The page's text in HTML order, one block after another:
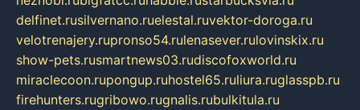
delfinet.rusilvernano.ruelestal.ruvektor-doroga.ru
velotrenajery.rupronso54.rulenasever.rulovinskix.ru
show-pets.rusmartnews03.rudiscofoxworld.ru
miraclecoon.rupongup.ruhostel65.ruliura.ruglasspb.ru
firehunters.rugribowo.rugnalis.rubulkitula.ru